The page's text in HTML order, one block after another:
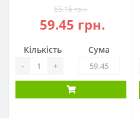
65.16 грн.
59.45 грн.
Кількість
- +
Сума